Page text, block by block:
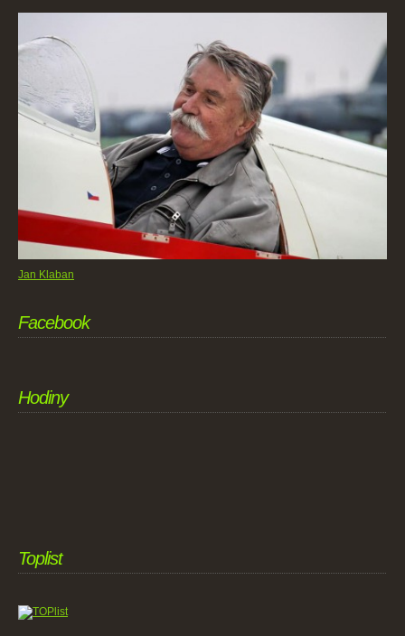
Jan Klaban
Facebook
Hodiny
Toplist